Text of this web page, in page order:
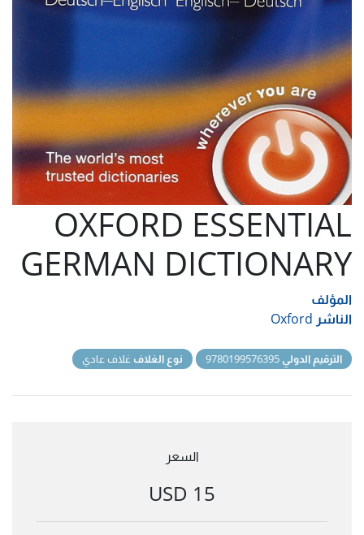
OXFORD ESSENTIAL
GERMAN DICTIONARY
المؤلف
الناشر Oxford
الترقيم الدولي نوع الغلاف غلاف عادي
السعر
15 USD